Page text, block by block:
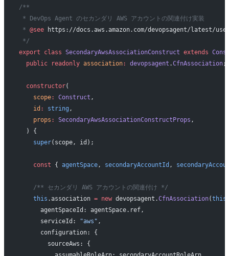
/**
* DevOps Agent のセカンダリ AWS アカウントの関連付け実装
* @see https://docs.aws.amazon.com/devopsagent/latest/
*/
export class SecondaryAwsAssociationConstruct extends
  public
readonly association: devopsagent .CfnAssociation;
  constructor
(
    scope
: Construct ,
    id
: string ,
    props
: SecondaryAwsAssociationConstructProps ,
  ) {
    super
(scope, id);
    const
{ agentSpace, secondaryAccountId ,
    /** セカンダリ AWS アカウントの関連付け */
    this
.association = new devopsagent.CfnAssociation(this
      agentSpaceId: agentSpace.ref,
      serviceId:
"aws" ,
      configuration: {
        sourceAws: {